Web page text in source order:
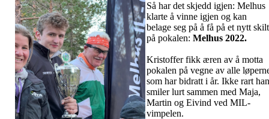
Så har det skjedd igjen: Melhus
klarte å vinne igjen og kan
belage seg på å få på et nytt skilt
på pokalen: Melhus 2022.
Kristoffer fikk æren av å motta
pokalen på vegne av alle
som har bidratt i år. Ikke rart han
smiler lurt sammen med Maja,
Martin og Eivind ved MIL-
vimpelen.